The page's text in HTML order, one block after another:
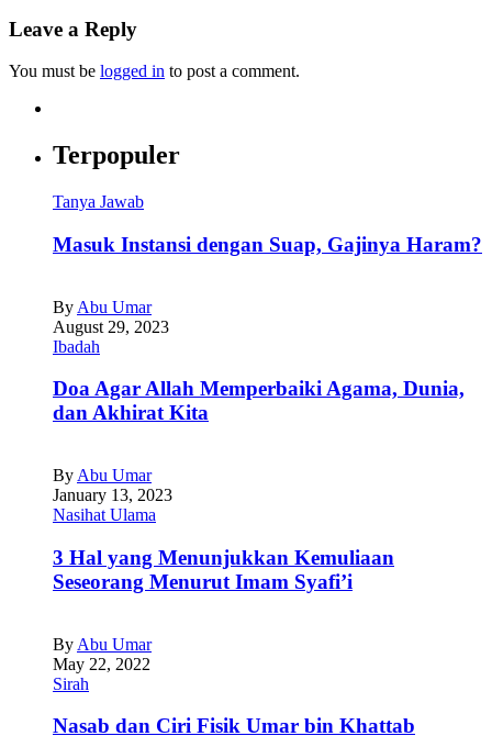
Leave a Reply
You must be logged in to post a comment.
Terpopuler
Tanya Jawab
Masuk Instansi dengan Suap, Gajinya Haram?
By Abu Umar
August 29, 2023
Ibadah
Doa Agar Allah Memperbaiki Agama, Dunia,
dan Akhirat Kita
By Abu Umar
January 13, 2023
Nasihat Ulama
3 Hal yang Menunjukkan Kemuliaan
Seseorang Menurut Imam Syafi’i
By Abu Umar
May 22, 2022
Sirah
Nasab dan Ciri Fisik Umar bin Khattab